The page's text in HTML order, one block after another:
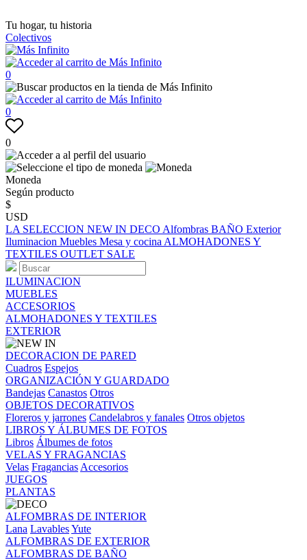
Tu hogar, tu historia
Colectivos
0
0
0
Moneda
Según producto
$
USD
LA SELECCION NEW IN DECO Alfombras BAÑO Exterior
Iluminacion Muebles Mesa y cocina ALMOHADONES Y
TEXTILES OUTLET SALE
ILUMINACION
MUEBLES
ACCESORIOS
ALMOHADONES Y TEXTILES
EXTERIOR
DECORACION DE PARED
Cuadros Espejos
ORGANIZACIÓN Y GUARDADO
Bandejas Canastos Otros
OBJETOS DECORATIVOS
Floreros y jarrones Candelabros y fanales Otros objetos
LIBROS Y ÁLBUMES DE FOTOS
Libros Álbumes de fotos
VELAS Y FRAGANCIAS
Velas Fragancias Accesorios
JUEGOS
PLANTAS
ALFOMBRAS DE INTERIOR
Lana LavablesYute
ALFOMBRAS DE EXTERIOR
ALFOMBRAS DE BAÑO